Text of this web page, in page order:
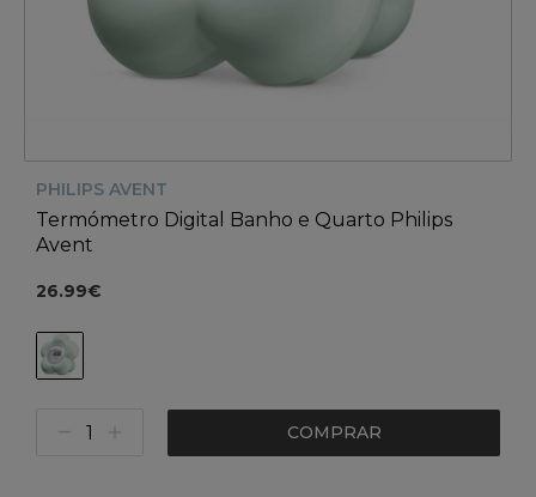
PHILIPS AVENT
Termómetro Digital Banho e Quarto Philips
Avent
26.99€
COMPRAR